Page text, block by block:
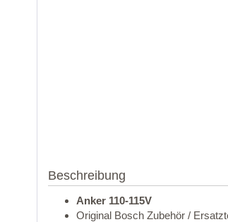
Beschreibung
Anker 110-115V
Original Bosch Zubehör /